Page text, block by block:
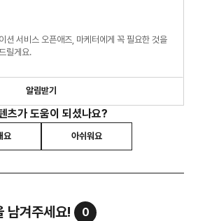
션 서비스 오픈애즈, 마케터에게 꼭 필요한 것을
릴게요.
알림받기
츠가 도움이 되셨나요?
요 아쉬워요
남겨주세요! 0